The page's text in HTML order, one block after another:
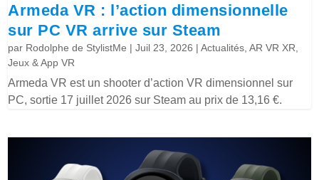
Armeda VR : l’action dimensionnelle
sur PC VR arrive sur Steam
par Rodolphe de StylistMe |Juil 23, 2026 |Actualités ,AR VR XR
Jeux & App VR
Armeda VR est un shooter d’action VR dimensionnel sur
PC, sortie 17 juillet 2026 sur Steam au prix de 13,16 €.